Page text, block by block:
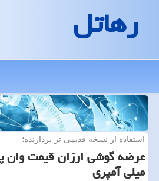
رهاتل
استفاده از نسخه قدیمی تر پردازنده؛
میلی آمپری